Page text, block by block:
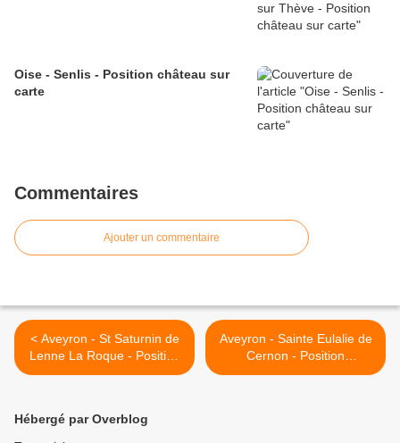
Oise - Senlis - Position château sur
carte
Commentaires
Ajouter un commentaire
< Aveyron - St Saturnin de
Lenne La Roque - Position
château sur carte
Aveyron - Sainte Eulalie de
Cernon - Position
commanderie sur carte >
Hébergé par Overblog